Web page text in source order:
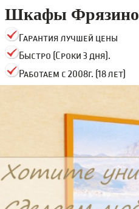
Шкафы Фрязино
Гарантия лучшей цены
Быстро (Сроки 3 дня).
Работаем с 2008г. (18 лет)